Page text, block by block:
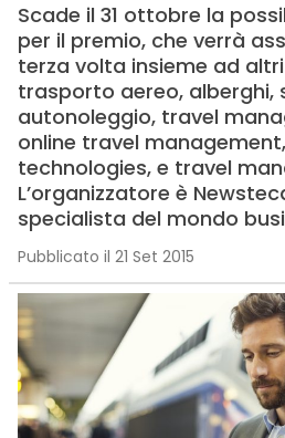
Scade il 31 ottobre la
per il premio, che verrà
terza volta insieme ad
trasporto aereo, alberghi,
autonoleggio, travel
online travel
technologies, e travel
L’organizzatore è
specialista del mondo
Pubblicato il 21 Set 2015